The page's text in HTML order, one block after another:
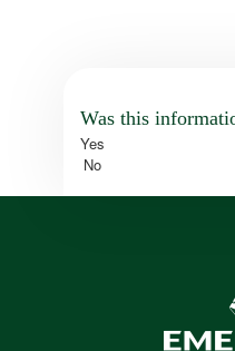
Was this
Yes
No